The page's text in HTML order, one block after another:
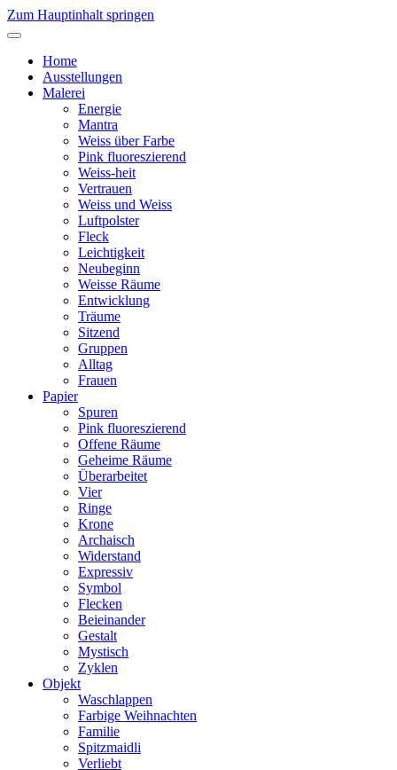
Zum Hauptinhalt springen
Home
Ausstellungen
Malerei
Energie
Mantra
Weiss über Farbe
Pink fluoreszierend
Weiss-heit
Vertrauen
Weiss und Weiss
Luftpolster
Fleck
Leichtigkeit
Neubeginn
Weisse Räume
Entwicklung
Träume
Sitzend
Gruppen
Alltag
Frauen
Papier
Spuren
Pink fluoreszierend
Offene Räume
Geheime Räume
Überarbeitet
Vier
Ringe
Krone
Archaisch
Widerstand
Expressiv
Symbol
Flecken
Beieinander
Gestalt
Mystisch
Zyklen
Objekt
Waschlappen
Farbige Weihnachten
Familie
Spitzmaidli
Verliebt